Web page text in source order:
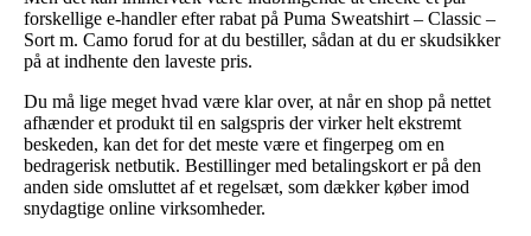
forskellige e-handler efter rabat på Puma Sweatshirt – Classic –
Sort m. Camo forud for at du bestiller, sådan at du er skudsikker
på at indhente den laveste pris.
Du må lige meget hvad være klar over, at når en shop på nettet
afhænder et produkt til en salgspris der virker helt ekstremt
beskeden, kan det for det meste være et fingerpeg om en
bedragerisk netbutik. Bestillinger med betalingskort er på den
anden side omsluttet af et regelsæt, som dækker køber imod
snydagtige online virksomheder.